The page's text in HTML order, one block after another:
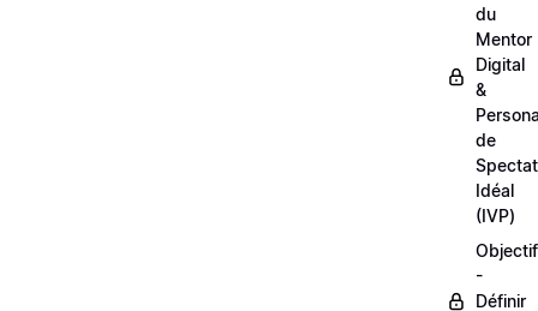
du
Mentor
Digital
&
de
Idéal
(IVP)
Objectif
-
Définir